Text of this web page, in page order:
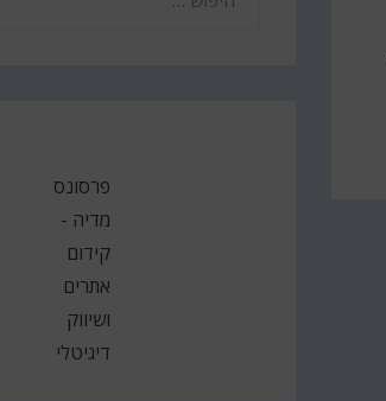
פרסונס
מדיה -
קידום
אתרים
ושיווק
דיגיטלי